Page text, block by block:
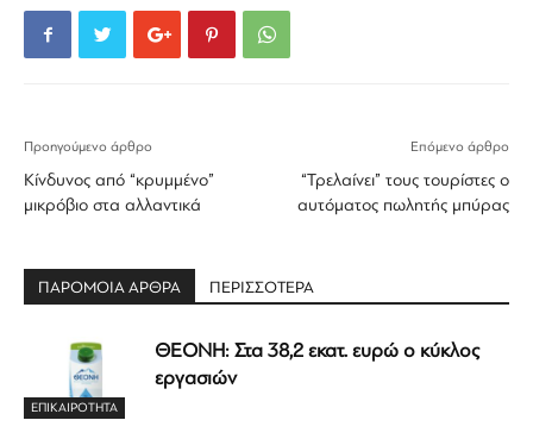
Προηγούμενο άρθρο
Κίνδυνος από “κρυμμένο”
μικρόβιο στα αλλαντικά
Επόμενο άρθρο
“Τρελαίνει” τους τουρίστες ο
αυτόματος πωλητής μπύρας
ΠΑΡΟΜΟΙΑ ΑΡΘΡΑ ΠΕΡΙΣΣΟΤΕΡΑ
ΕΠΙΚΑΙΡΟΤΗΤΑ
ΘΕΟΝΗ: Στα 38,2 εκατ. ευρώ ο κύκλος
εργασιών